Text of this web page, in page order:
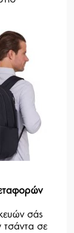
σάς
τσάντα σε